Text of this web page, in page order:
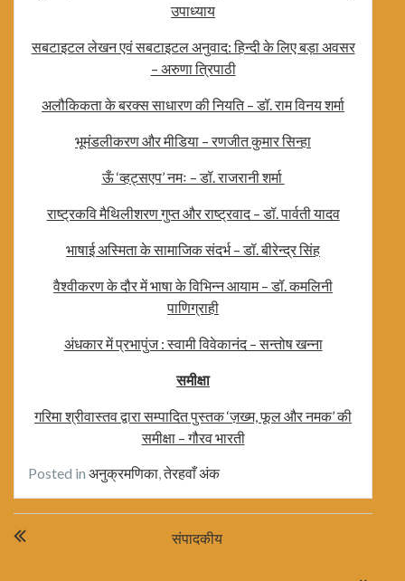
उपाध्याय
सबटाइटल लेखन एवं सबटाइटल अनुवाद: हिन्दी के लिए बड़ा अवसर
– अरुणा त्रिपाठी
अलौकिकता के बरक्स साधारण की नियति – डॉ. राम विनय शर्मा
भूमंडलीकरण और मीडिया – रणजीत कुमार सिन्हा
ऊँ ‘व्हट्सएप’ नमः – डॉ. राजरानी शर्मा
राष्ट्रकवि मैथिलीशरण गुप्त और राष्ट्रवाद – डॉ. पार्वती यादव
भाषाई अस्मिता के सामाजिक संदर्भ – डॉ. बीरेन्द्र सिंह
वैश्वीकरण के दौर में भाषा के विभिन्न आयाम – डॉ. कमलिनी
पाणिग्राही
अंधकार में प्रभापुंज : स्वामी विवेकानंद – सन्तोष खन्ना
समीक्षा
गरिमा श्रीवास्तव द्वारा सम्पादित पुस्तक ‘ज़ख्म, फूल और नमक’ की
समीक्षा – गौरव भारती
Posted in अनुक्रमणिका ,तेरहवाँ अंक
navigation
संपादकीय